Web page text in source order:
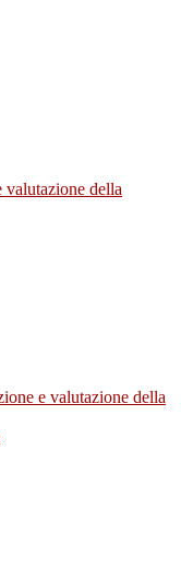
valutazione della
e valutazione della